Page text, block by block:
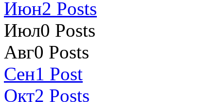
Июн2 Posts
Июл0 Posts
Авг0 Posts
Сен1 Post
Окт2 Posts